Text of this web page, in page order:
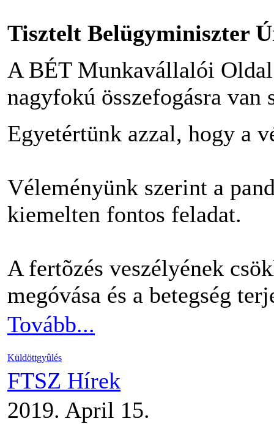
Tisztelt Belügyminiszter
A BÉT Munkavállalói Oldal
nagyfokú összefogásra van
Egyetértünk azzal, hogy a
Véleményünk szerint a
kiemelten fontos feladat.
A fertõzés veszélyének
megóvása és a betegség
Tovább...
Küldöttgyûlés
FTSZ Hírek
2019. April 15.